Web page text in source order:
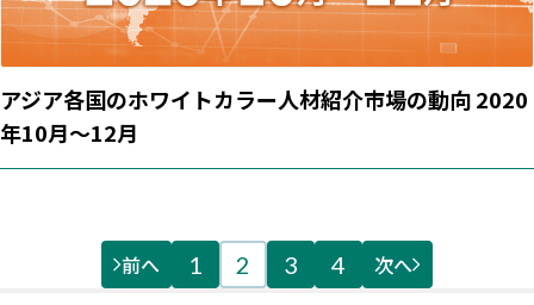
アジア各国のホワイトカラー人材紹介市場の動向 2020
年10月～12月
前へ 1 2 3 4 次へ